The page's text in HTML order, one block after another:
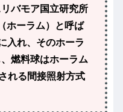
バモア国立研究所
ホーラム）と呼ば
入れ、そのホーラ
燃料球はホーラム
れる間接照射方式